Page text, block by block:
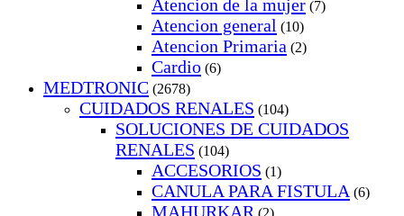
Atencion de la mujer (7)
Atencion general (10)
Atencion Primaria (2)
Cardio (6)
MEDTRONIC (2678)
CUIDADOS RENALES (104)
SOLUCIONES DE CUIDADOS
RENALES (104)
ACCESORIOS (1)
CANULA PARA FISTULA (6)
MAHURKAR